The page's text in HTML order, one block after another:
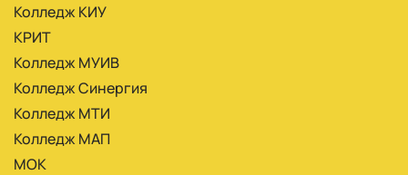
Колледж КИУ
КРИТ
Колледж МУИВ
Колледж Синергия
Колледж МТИ
Колледж МАП
МОК